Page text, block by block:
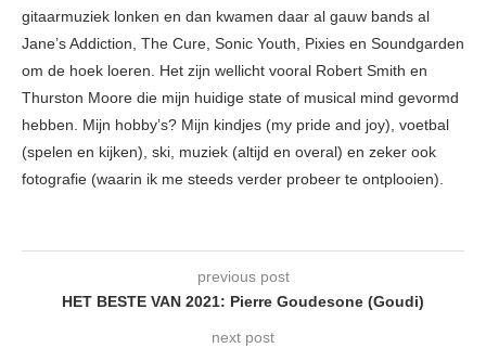
gitaarmuziek lonken en dan kwamen daar al gauw bands al
Jane’s Addiction, The Cure, Sonic Youth, Pixies en Soundgarden
om de hoek loeren. Het zijn wellicht vooral Robert Smith en
Thurston Moore die mijn huidige state of musical mind gevormd
hebben. Mijn hobby’s? Mijn kindjes (my pride and joy), voetbal
(spelen en kijken), ski, muziek (altijd en overal) en zeker ook
fotografie (waarin ik me steeds verder probeer te ontplooien).
previous post
HET BESTE VAN 2021: Pierre Goudesone (Goudi)
next post